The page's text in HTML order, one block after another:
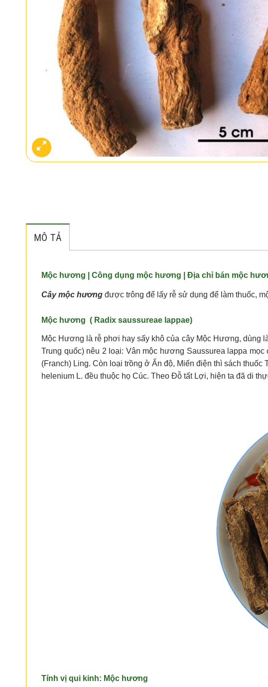
MÔ TẢ
Mộc hương Công dụng mộc hương Địa chỉ bán mộc
Cây mộc hương được trông để lấy rễ sử dụng để làm thuốc,
Mộc hương ( Radix saussureae lappae)
Mộc Hương là rễ phơi hay sấy khô của cây Mộc Hương, dùng
Trung quốc) nêu 2 loại: Vân mộc hương Saussurea lappa
(Franch) Ling. Còn loại trồng ở Ấn độ, Miến điện thì sách
helenium L. đều thuộc họ Cúc. Theo Đỗ tất Lợi, hiện ta đã di
Tính vị qui kinh: Mộc hương